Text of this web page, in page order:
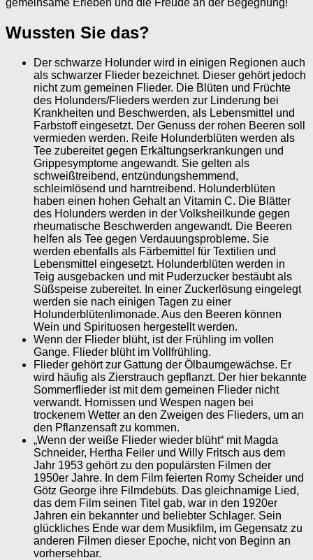
gemeinsame Erleben und die Freude an der Begegnung!
Wussten Sie das?
Der schwarze Holunder wird in einigen Regionen auch
als schwarzer Flieder bezeichnet. Dieser gehört jedoch
nicht zum gemeinen Flieder. Die Blüten und Früchte
des Holunders/Flieders werden zur Linderung bei
Krankheiten und Beschwerden, als Lebensmittel und
Farbstoff eingesetzt. Der Genuss der rohen Beeren soll
vermieden werden. Reife Holunderblüten werden als
Tee zubereitet gegen Erkältungserkrankungen und
Grippesymptome angewandt. Sie gelten als
schweißtreibend, entzündungshemmend,
schleimlösend und harntreibend. Holunderblüten
haben einen hohen Gehalt an Vitamin C. Die Blätter
des Holunders werden in der Volksheilkunde gegen
rheumatische Beschwerden angewandt. Die Beeren
helfen als Tee gegen Verdauungsprobleme. Sie
werden ebenfalls als Färbemittel für Textilien und
Lebensmittel eingesetzt. Holunderblüten werden in
Teig ausgebacken und mit Puderzucker bestäubt als
Süßspeise zubereitet. In einer Zuckerlösung eingelegt
werden sie nach einigen Tagen zu einer
Holunderblütenlimonade. Aus den Beeren können
Wein und Spirituosen hergestellt werden.
Wenn der Flieder blüht, ist der Frühling im vollen
Gange. Flieder blüht im Vollfrühling.
Flieder gehört zur Gattung der Ölbaumgewächse. Er
wird häufig als Zierstrauch gepflanzt. Der hier bekannte
Sommerflieder ist mit dem gemeinen Flieder nicht
verwandt. Hornissen und Wespen nagen bei
trockenem Wetter an den Zweigen des Flieders, um an
den Pflanzensaft zu kommen.
„Wenn der weiße Flieder wieder blüht“ mit Magda
Schneider, Hertha Feiler und Willy Fritsch aus dem
Jahr 1953 gehört zu den populärsten Filmen der
1950er Jahre. In dem Film feierten Romy Scheider und
Götz George ihre Filmdebüts. Das gleichnamige Lied,
das dem Film seinen Titel gab, war in den 1920er
Jahren ein bekannter und beliebter Schlager. Sein
glückliches Ende war dem Musikfilm, im Gegensatz zu
anderen Filmen dieser Epoche, nicht von Beginn an
vorhersehbar.